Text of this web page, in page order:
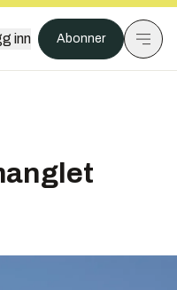
inn Abonner